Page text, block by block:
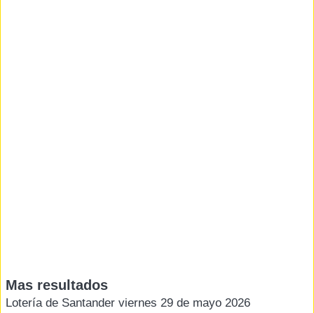
Mas resultados
Lotería de Santander viernes 29 de mayo 2026